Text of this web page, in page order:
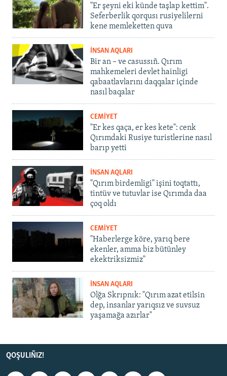
"Er şeyni eki künde taşlap kettim".
Seferberlik qorqusı rusiyelilerni
kene memleketten quva
İNSAN AQLARI
Bir an – ve casussıñ. Qırım
mahkemeleri devlet hainligi
qabaatlavlarını daqqalar içinde
nasıl baqalar
CEMİYET
"Er kes qaça, er kes kete": cenk
Qırımdaki Rusiye turistlerine nasıl
barıp yetti
İNSAN AQLARI
"Qırım birdemligi" işini toqtattı,
tintüv ve tutuvlar ise Qırımda daa
çoq oldı
CEMİYET
"Haberlerge köre, yarıq bere
ekenler, amma biz bütünley
ekektriksizmiz"
İNSAN AQLARI
Olğa Skrıpnık: "Qırım azat etilsin
dep, insanlar yarıqsız ve suvsuz
yaşamağa azırlar"
QOŞULIÑIZ!